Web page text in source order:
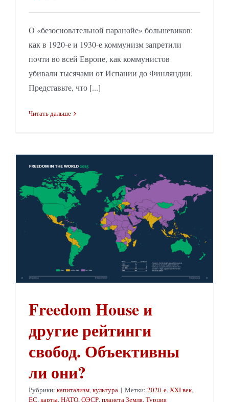
О «безосновательной паранойе» большевиков:
как в 1920-е и 1930-е коммунизм запретили
почти во всей Европе, как коммунистов
убивали тысячами от Испании до Финляндии.
Представьте, что [...]
Читать дальше
Freedom House и
другие рейтинги
свобод. Объективны
ли они?
Рубрики: капитализм,культура | Метки: 2020-е,XXI век,
ЕС,карты,НАТО,ОЭСР,планета Земля,Турция